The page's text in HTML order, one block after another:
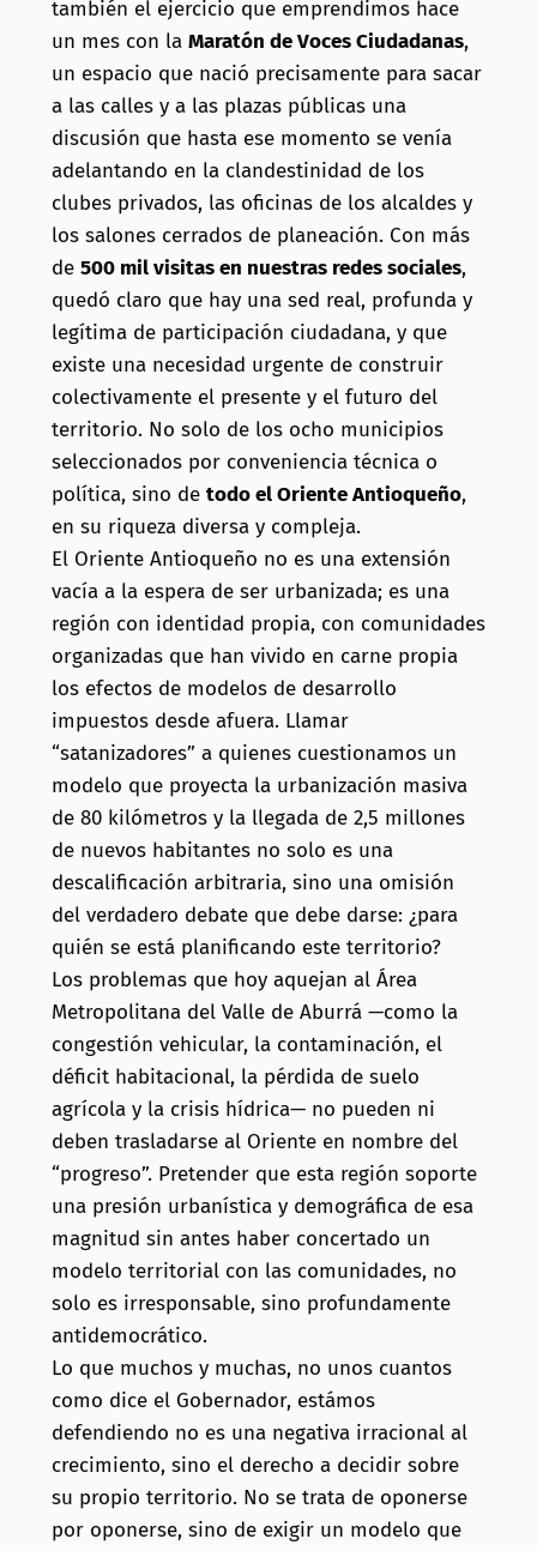
también el ejercicio que emprendimos hace
un mes con la Maratón de Voces Ciudadanas,
un espacio que nació precisamente para sacar
a las calles y a las plazas públicas una
discusión que hasta ese momento se venía
adelantando en la clandestinidad de los
clubes privados, las oficinas de los alcaldes y
los salones cerrados de planeación. Con más
de 500 mil visitas en nuestras redes sociales,
quedó claro que hay una sed real, profunda y
legítima de participación ciudadana, y que
existe una necesidad urgente de construir
colectivamente el presente y el futuro del
territorio. No solo de los ocho municipios
seleccionados por conveniencia técnica o
política, sino de todo el Oriente Antioqueño,
en su riqueza diversa y compleja.
El Oriente Antioqueño no es una extensión
vacía a la espera de ser urbanizada; es una
región con identidad propia, con comunidades
organizadas que han vivido en carne propia
los efectos de modelos de desarrollo
impuestos desde afuera. Llamar
“satanizadores” a quienes cuestionamos un
modelo que proyecta la urbanización masiva
de 80 kilómetros y la llegada de 2,5 millones
de nuevos habitantes no solo es una
descalificación arbitraria, sino una omisión
del verdadero debate que debe darse: ¿para
quién se está planificando este territorio?
Los problemas que hoy aquejan al Área
Metropolitana del Valle de Aburrá —como la
congestión vehicular, la contaminación, el
déficit habitacional, la pérdida de suelo
agrícola y la crisis hídrica— no pueden ni
deben trasladarse al Oriente en nombre del
“progreso”. Pretender que esta región soporte
una presión urbanística y demográfica de esa
magnitud sin antes haber concertado un
modelo territorial con las comunidades, no
solo es irresponsable, sino profundamente
antidemocrático.
Lo que muchos y muchas, no unos cuantos
como dice el Gobernador, estámos
defendiendo no es una negativa irracional al
crecimiento, sino el derecho a decidir sobre
su propio territorio. No se trata de oponerse
por oponerse, sino de exigir un modelo que